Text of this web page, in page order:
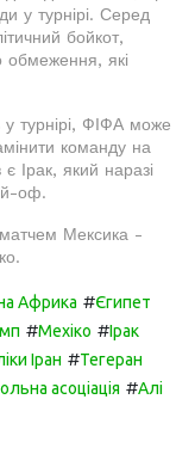
у турнірі. Серед
бойкот,
обмеження, які
турнірі, ФІФА може
команду на
Ірак, який наразі
оф.
матчем Мексика -
Африка #Єгипет
#Мехіко #Ірак
Іран #Тегеран
асоціація #Алі